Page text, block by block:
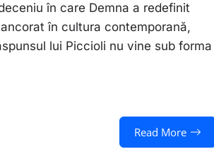
în care Demna a redefinit
în cultura contemporană,
lui Piccioli nu vine sub forma
Read More